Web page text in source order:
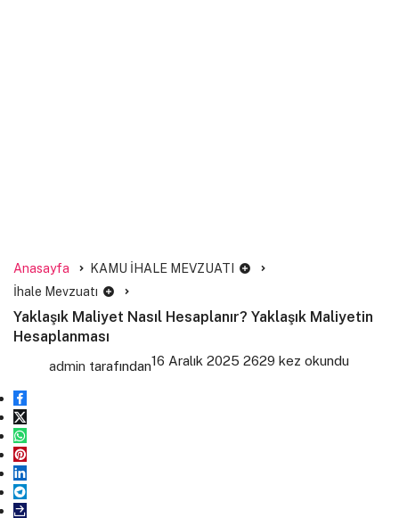
Anasayfa
KAMU İHALE MEVZUATI
İhale Mevzuatı
Yaklaşık Maliyet Nasıl Hesaplanır? Yaklaşık Maliyetin
Hesaplanması
admin tarafından16 Aralık 2025 2629 kez okundu